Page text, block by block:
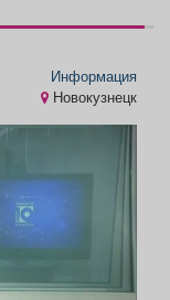
Информация
Новокузнецк